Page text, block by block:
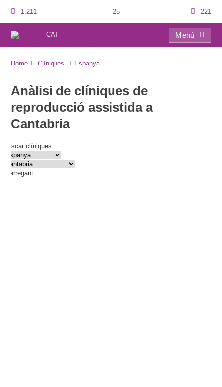
1.211 25 221
CAT
Menú
Home Clíniques Espanya
Anàlisi de clíniques de
reproducció assistida a
Cantabria
Buscar clíniques:
Carregant...